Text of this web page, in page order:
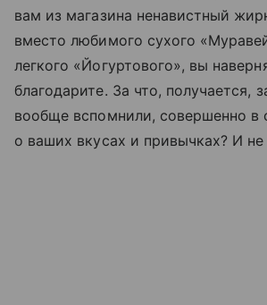
вам из магазина ненавистный
вместо любимого сухого
легкого «Йогуртового», вы
благодарите. За что, получается,
вообще вспомнили, совершенно в
о ваших вкусах и привычках? И